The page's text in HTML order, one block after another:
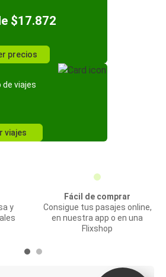
$17.872
precios
de viajes
viajes
y
Fácil de comprar
Consigue tus pasajes online,
en nuestra app o en una
Flixshop